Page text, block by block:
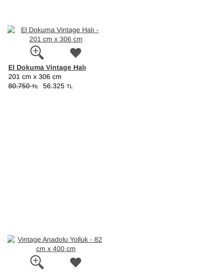
El Dokuma Vintage Halı
201 cm x 306 cm
80.750TL 56.325 TL